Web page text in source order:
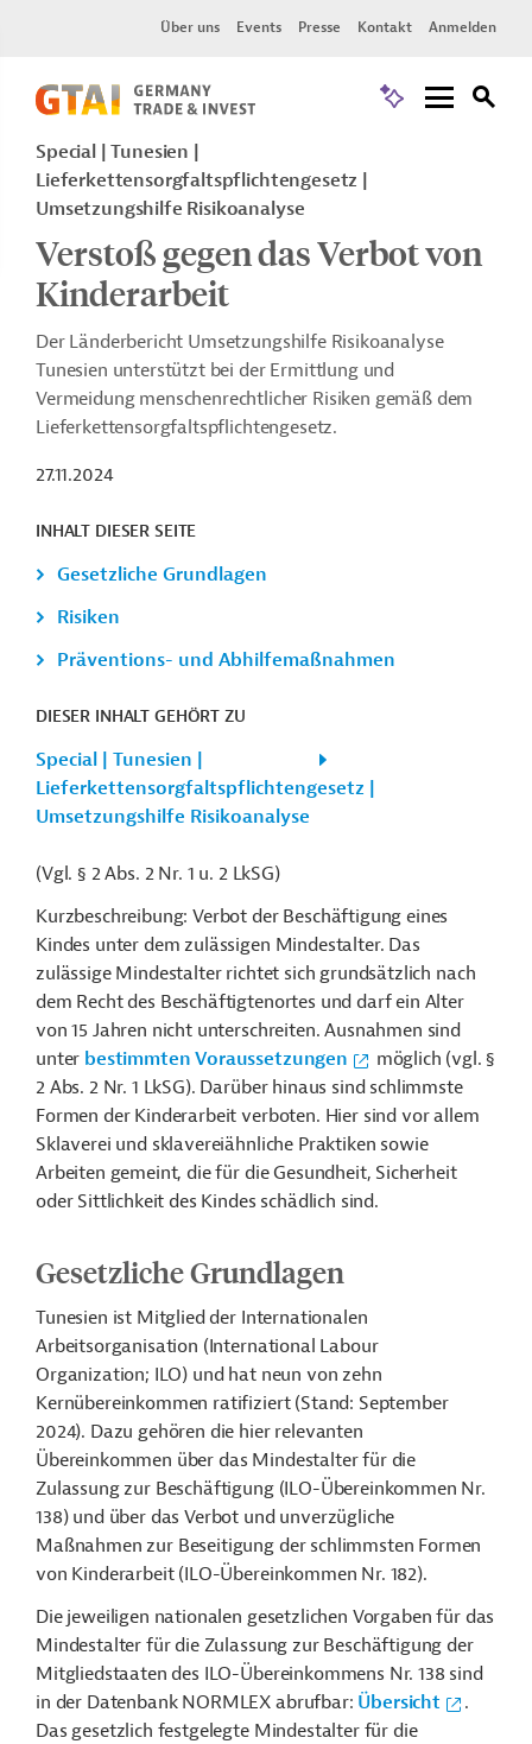
Über uns Events Presse Kontakt Anmelden
Special | Tunesien |
Lieferkettensorgfaltspflichtengesetz |
Umsetzungshilfe Risikoanalyse
Verstoß gegen das Verbot von
Kinderarbeit
Der Länderbericht Umsetzungshilfe Risikoanalyse
Tunesien unterstützt bei der Ermittlung und
Vermeidung menschenrechtlicher Risiken gemäß dem
Lieferkettensorgfaltspflichtengesetz.
27.11.2024
INHALT DIESER SEITE
Gesetzliche Grundlagen
Risiken
Präventions- und Abhilfemaßnahmen
DIESER INHALT GEHÖRT ZU
Special | Tunesien |
Lieferkettensorgfaltspflichtengesetz |
Umsetzungshilfe Risikoanalyse
(Vgl. § 2 Abs. 2 Nr. 1 u. 2 LkSG)
Kurzbeschreibung: Verbot der Beschäftigung eines
Kindes unter dem zulässigen Mindestalter. Das
zulässige Mindestalter richtet sich grundsätzlich nach
dem Recht des Beschäftigtenortes und darf ein Alter
von 15 Jahren nicht unterschreiten. Ausnahmen sind
unter bestimmten Voraussetzungen
möglich (vgl. §
2 Abs. 2 Nr. 1 LkSG). Darüber hinaus sind schlimmste
Formen der Kinderarbeit verboten. Hier sind vor allem
Sklaverei und sklavereiähnliche Praktiken sowie
Arbeiten gemeint, die für die Gesundheit, Sicherheit
oder Sittlichkeit des Kindes schädlich sind.
Gesetzliche Grundlagen
Tunesien ist Mitglied der Internationalen
Arbeitsorganisation (International Labour
Organization; ILO) und hat neun von zehn
Kernübereinkommen ratifiziert (Stand: September
2024). Dazu gehören die hier relevanten
Übereinkommen über das Mindestalter für die
Zulassung zur Beschäftigung (ILO-Übereinkommen Nr.
138) und über das Verbot und unverzügliche
Maßnahmen zur Beseitigung der schlimmsten Formen
von Kinderarbeit (ILO-Übereinkommen Nr. 182).
Die jeweiligen nationalen gesetzlichen Vorgaben für das
Mindestalter für die Zulassung zur Beschäftigung der
Mitgliedstaaten des ILO-Übereinkommens Nr. 138 sind
in der Datenbank NORMLEX abrufbar: Übersicht
.
Das gesetzlich festgelegte Mindestalter für die